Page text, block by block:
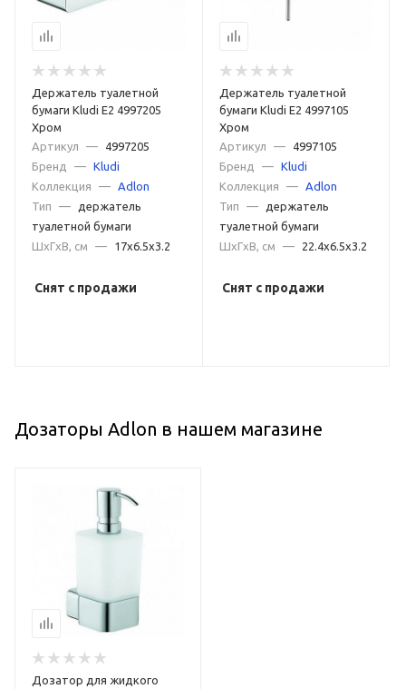
Держатель туалетной
бумаги Kludi E2 4997205
Хром
Артикул
—
4997205
Бренд
— Kludi
Коллекция
— Adlon
Тип
—
держатель
туалетной бумаги
ШxГxВ, см
— 17x6.5x3.2
Снят с продажи
Держатель туалетной
бумаги Kludi E2 4997105
Хром
Артикул
—
4997105
Бренд
—
Kludi
Коллекция
—
Adlon
Тип
—
держатель
туалетной бумаги
ШxГxВ, см
— 22.4x6.5x3.2
Снят с продажи
Дозаторы Adlon в нашем магазине
Дозатор для жидкого